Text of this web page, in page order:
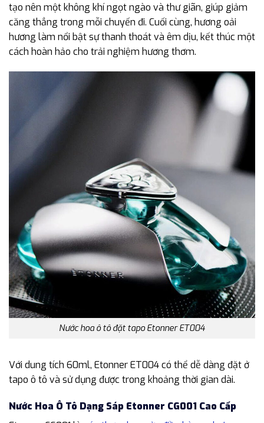
tạo nên một không khí ngọt ngào và thư giãn, giúp giảm
căng thẳng trong mỗi chuyến đi. Cuối cùng, hương oải
hương làm nổi bật sự thanh thoát và êm dịu, kết thúc một
cách hoàn hảo cho trải nghiệm hương thơm.
Nước hoa ô tô đặt tapo Etonner ET004
Với dung tích 60ml, Etonner ET004 có thể dễ dàng đặt ở
tapo ô tô và sử dụng được trong khoảng thời gian dài.
Nước Hoa Ô Tô Dạng Sáp Etonner CG001 Cao Cấp